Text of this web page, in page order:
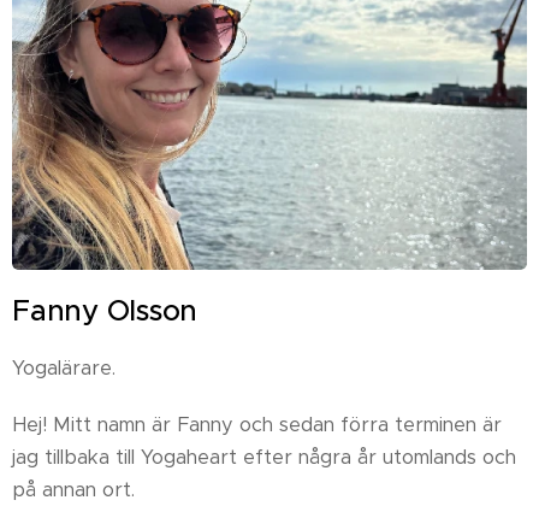
Fanny Olsson
Yogalärare.
Hej! Mitt namn är Fanny och sedan förra terminen är
jag tillbaka till Yogaheart efter några år utomlands och
på annan ort.